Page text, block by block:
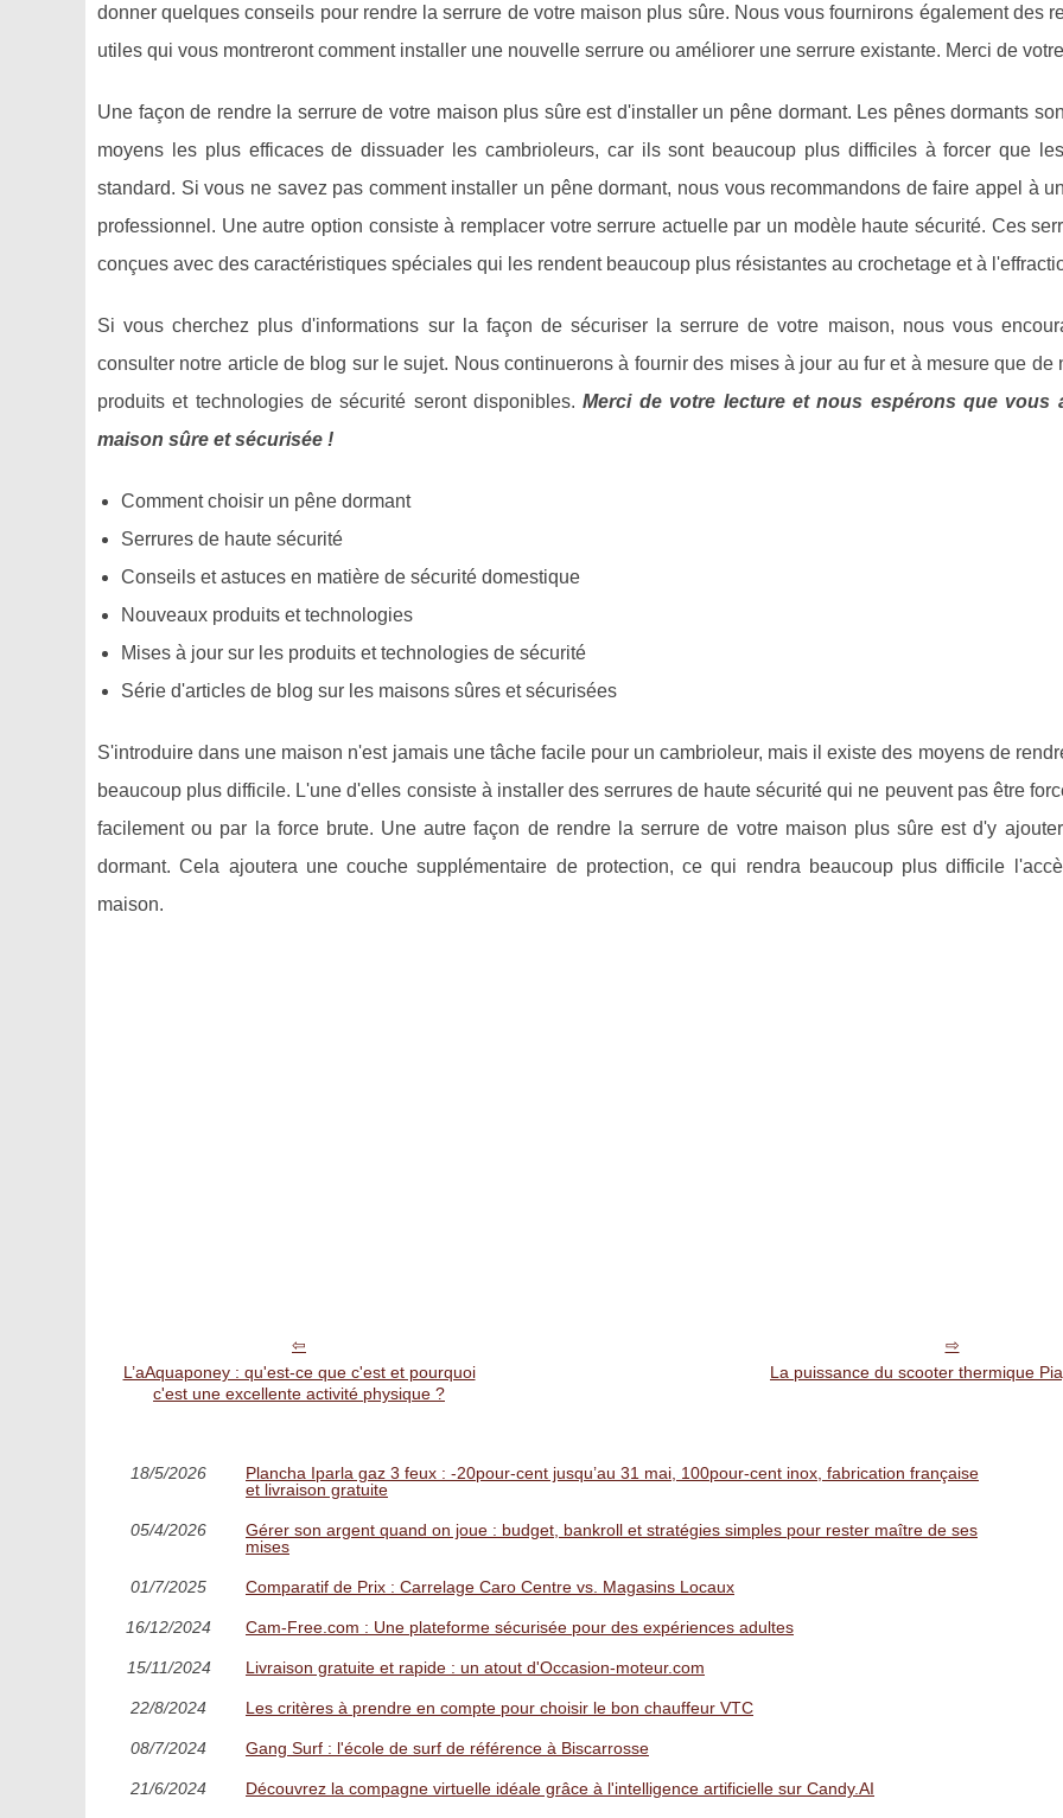
donner quelques conseils pour rendre la serrure de votre maison plus sûre. Nous vous fournirons également des
utiles qui vous montreront comment installer une nouvelle serrure ou améliorer une serrure existante. Merci de
Une façon de rendre la serrure de votre maison plus sûre est d'installer un pêne dormant. Les pênes dormants
moyens les plus efficaces de dissuader les cambrioleurs, car ils sont beaucoup plus difficiles à forcer que
standard. Si vous ne savez pas comment installer un pêne dormant, nous vous recommandons de faire appel à
professionnel. Une autre option consiste à remplacer votre serrure actuelle par un modèle haute sécurité. Ces
conçues avec des caractéristiques spéciales qui les rendent beaucoup plus résistantes au crochetage et à
Si vous cherchez plus d'informations sur la façon de sécuriser la serrure de votre maison, nous vous
consulter notre article de blog sur le sujet. Nous continuerons à fournir des mises à jour au fur et à mesure que de
produits et technologies de sécurité seront disponibles.Merci de votre lecture et nous espérons que vous
maison sûre et sécurisée !
Comment choisir un pêne dormant
Serrures de haute sécurité
Conseils et astuces en matière de sécurité domestique
Nouveaux produits et technologies
Mises à jour sur les produits et technologies de sécurité
Série d'articles de blog sur les maisons sûres et sécurisées
S'introduire dans une maison n'est jamais une tâche facile pour un cambrioleur, mais il existe des moyens de
beaucoup plus difficile. L'une d'elles consiste à installer des serrures de haute sécurité qui ne peuvent pas être
facilement ou par la force brute. Une autre façon de rendre la serrure de votre maison plus sûre est d'y
dormant. Cela ajoutera une couche supplémentaire de protection, ce qui rendra beaucoup plus difficile
maison.
L’aAquaponey : qu'est-ce que c'est et pourquoi
c'est une excellente activité physique ?
La puissance du scooter thermique
18/5/2026
Plancha Iparla gaz 3 feux : -20pour-cent jusqu’au 31 mai, 100pour-cent inox, fabrication française
et livraison gratuite
05/4/2026
Gérer son argent quand on joue : budget, bankroll et stratégies simples pour rester maître de ses
mises
01/7/2025 Comparatif de Prix : Carrelage Caro Centre vs. Magasins Locaux
16/12/2024 Cam-Free.com : Une plateforme sécurisée pour des expériences adultes
15/11/2024 Livraison gratuite et rapide : un atout d'Occasion-moteur.com
22/8/2024 Les critères à prendre en compte pour choisir le bon chauffeur VTC
08/7/2024 Gang Surf : l'école de surf de référence à Biscarrosse
21/6/2024 Découvrez la compagne virtuelle idéale grâce à l'intelligence artificielle sur Candy.AI